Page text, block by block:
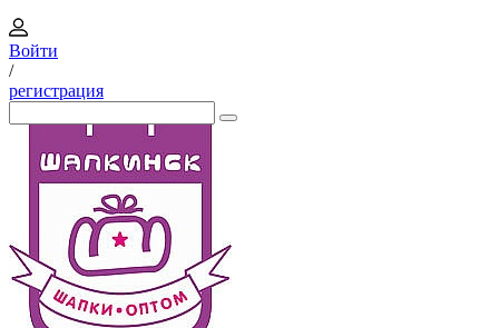
Войти
/
регистрация